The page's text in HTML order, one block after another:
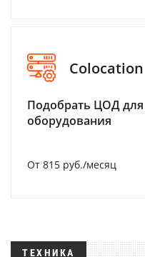
Colocation
Подобрать ЦОД
оборудования
От 815 руб./месяц
ТЕХНИКА